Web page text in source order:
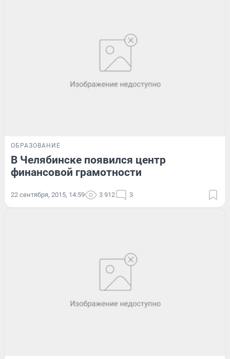
ОБРАЗОВАНИЕ
В Челябинске появился центр
финансовой грамотности
22 сентября, 2015, 14:59 3 912 3